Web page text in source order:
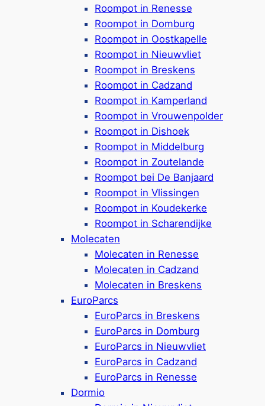
Roompot in Renesse
Roompot in Domburg
Roompot in Oostkapelle
Roompot in Nieuwvliet
Roompot in Breskens
Roompot in Cadzand
Roompot in Kamperland
Roompot in Vrouwenpolder
Roompot in Dishoek
Roompot in Middelburg
Roompot in Zoutelande
Roompot bei De Banjaard
Roompot in Vlissingen
Roompot in Koudekerke
Roompot in Scharendijke
Molecaten
Molecaten in Renesse
Molecaten in Cadzand
Molecaten in Breskens
EuroParcs
EuroParcs in Breskens
EuroParcs in Domburg
EuroParcs in Nieuwvliet
EuroParcs in Cadzand
EuroParcs in Renesse
Dormio
Ferienhäuser in Renesse
Ferienhäuser in Breskens
Ferienhäuser in Kamperland
Ferienhäuser in Domburg
Ferienhäuser in Dishoek
Camping in Zeeland
Camping mit Kindern
Camping mit Schwimmbad
Camping mit Privatsanitär
Camping in Renesse
Camping in Dishoek
Camping in Vlissingen
Ferienparks in Zeeland
Ferienparks mit Hund
Ferienparks mit Kindern